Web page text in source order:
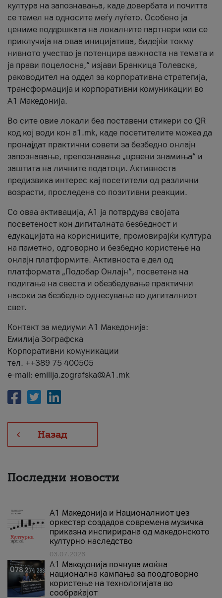
култура на запознавања, каде довербата и почитта
се темел на односите меѓу луѓето. Особено ја
цениме поддршката на локалните партнери кои се
приклучија на оваа иницијатива, бидејќи токму
нивното учество ја потенцира важноста на темата и
ја прави поцелосна,“ изјави Бранкица Толевска,
раководител на оддел за корпоративна стратегија,
трансформација и корпоративни комуникации во
А1 Македонија.
Во сите овие локали беа поставени стикери со QR
код кој води кон a1.mk, каде посетителите можеа да
пронајдат практични совети за безбедно онлајн
запознавање, препознавање „црвени знамиња“ и
заштита на личните податоци. Активноста
предизвика интерес кај посетители од различни
возрасти, проследена со позитивни реакции.
Со оваа активација, А1 ја потврдува својата
посветеност кон дигиталната безбедност и
едукацијата на корисниците, промовирајќи култура
на паметно, одговорно и безбедно користење на
онлајн платформите. Активноста е дел од
платформата „Подобар Онлајн“, посветена на
подигање на свеста и обезбедување практични
насоки за безбедно однесување во дигиталниот
свет.
Контакт за медиуми А1 Македонија:
Емилија Зографска
Корпоративни комуникации
тел. ++389 75 400505
e-mail: emilija.zografska@A1.mk
Назад
Последни новости
А1 Македонија и Националниот џез
оркестар создадоа современа музичка
приказна инспирирана од македонското
културно наследство
03.07.2026
A1 Македонија почнува моќна
национална кампања за поодговорно
користење на технологијата во
сообраќајот